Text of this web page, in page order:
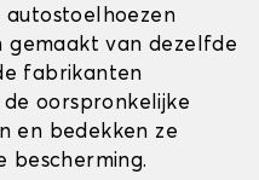
autostoelhoezen
gemaakt van dezelfde
fabrikanten
oorspronkelijke
en bedekken ze
bescherming.